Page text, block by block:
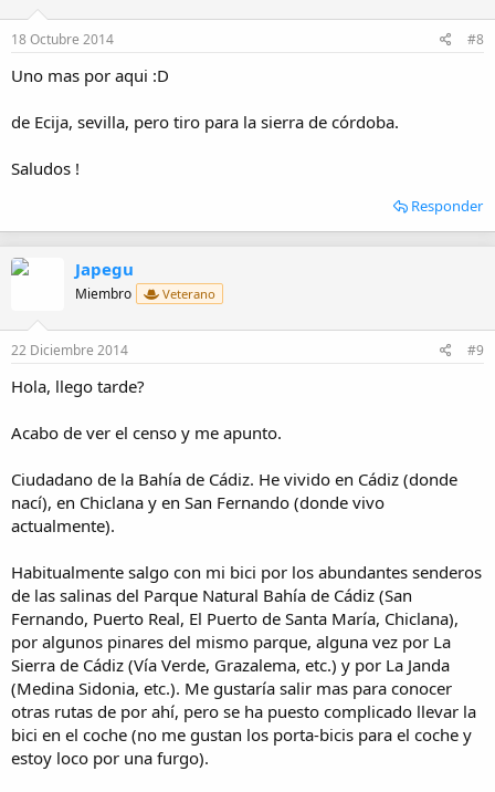
18 Octubre 2014 #8
Uno mas por aqui :D
de Ecija, sevilla, pero tiro para la sierra de córdoba.
Saludos !
Responder
Japegu
Miembro Veterano
22 Diciembre 2014 #9
Hola, llego tarde?
Acabo de ver el censo y me apunto.
Ciudadano de la Bahía de Cádiz. He vivido en Cádiz (donde
nací), en Chiclana y en San Fernando (donde vivo
actualmente).
Habitualmente salgo con mi bici por los abundantes senderos
de las salinas del Parque Natural Bahía de Cádiz (San
Fernando, Puerto Real, El Puerto de Santa María, Chiclana),
por algunos pinares del mismo parque, alguna vez por La
Sierra de Cádiz (Vía Verde, Grazalema, etc.) y por La Janda
(Medina Sidonia, etc.). Me gustaría salir mas para conocer
otras rutas de por ahí, pero se ha puesto complicado llevar la
bici en el coche (no me gustan los porta-bicis para el coche y
estoy loco por una furgo).